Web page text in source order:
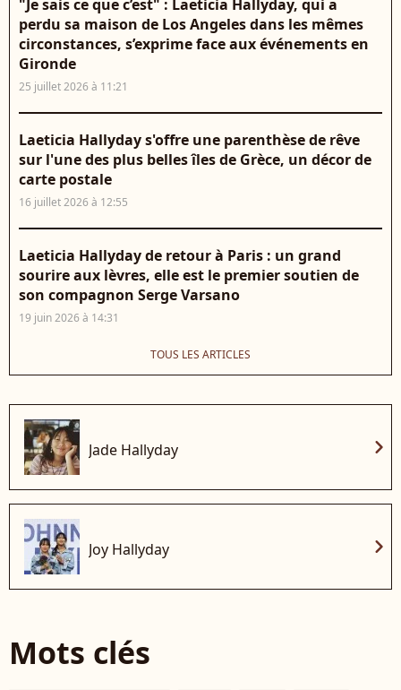
"Je sais ce que c’est" : Laeticia Hallyday, qui a
perdu sa maison de Los Angeles dans les mêmes
circonstances, s’exprime face aux événements en
Gironde
25 juillet 2026 à 11:21
Laeticia Hallyday s'offre une parenthèse de rêve
sur l'une des plus belles îles de Grèce, un décor de
carte postale
16 juillet 2026 à 12:55
Laeticia Hallyday de retour à Paris : un grand
sourire aux lèvres, elle est le premier soutien de
son compagnon Serge Varsano
19 juin 2026 à 14:31
TOUS LES ARTICLES
Jade Hallyday chevron_right
Joy Hallyday chevron_right
Mots clés